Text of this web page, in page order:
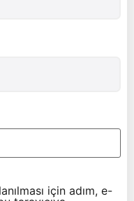
için adım, e-